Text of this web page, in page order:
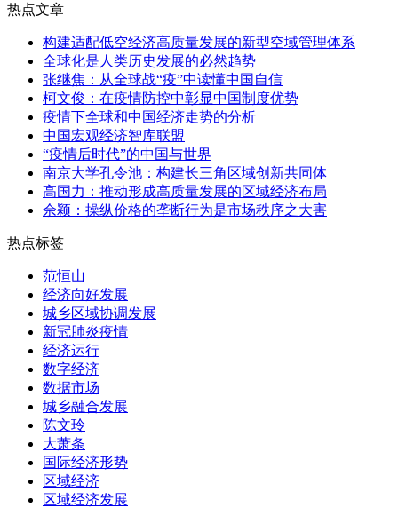
热点文章
构建适配低空经济高质量发展的新型空域管理体系
全球化是人类历史发展的必然趋势
张继焦：从全球战“疫”中读懂中国自信
柯文俊：在疫情防控中彰显中国制度优势
疫情下全球和中国经济走势的分析
中国宏观经济智库联盟
“疫情后时代”的中国与世界
南京大学孔令池：构建长三角区域创新共同体
高国力：推动形成高质量发展的区域经济布局
佘颖：操纵价格的垄断行为是市场秩序之大害
热点标签
范恒山
经济向好发展
城乡区域协调发展
新冠肺炎疫情
经济运行
数字经济
数据市场
城乡融合发展
陈文玲
大萧条
国际经济形势
区域经济
区域经济发展